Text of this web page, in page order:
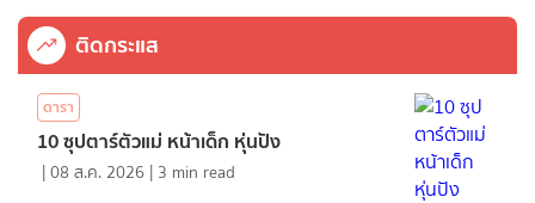
ติดกระแส
ดารา
10 ซุปตาร์ตัวแม่ หน้าเด็ก หุ่นปัง
|08 ส.ค. 2026 | 3 min read